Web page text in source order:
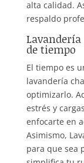
alta calidad.
respaldo
de tiempo
El tiempo es
lavandería
optimizarlo.
estrés y
enfocarte en
Asimismo,
para que sea